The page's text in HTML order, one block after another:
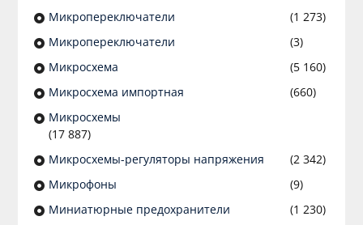
Микропереключатели
(1 273)
Микропереключатели
(3)
Микросхема
(5 160)
Микросхема импортная
(660)
Микросхемы
(17 887)
Микросхемы-регуляторы напряжения
(2 342)
Микрофоны
(9)
Миниатюрные предохранители
(1 230)